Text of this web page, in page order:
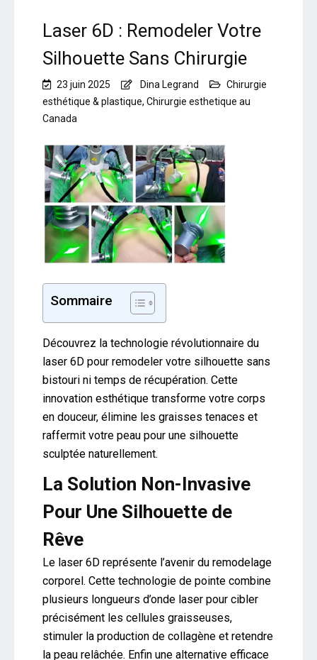
Laser 6D : Remodeler Votre
Silhouette Sans Chirurgie
23 juin 2025 Dina Legrand
Chirurgie
esthétique & plastique, Chirurgie esthetique au
Canada
Sommaire
Découvrez la technologie révolutionnaire du
laser 6D pour remodeler votre silhouette sans
bistouri ni temps de récupération. Cette
innovation esthétique transforme votre corps
en douceur, élimine les graisses tenaces et
raffermit votre peau pour une silhouette
sculptée naturellement.
La Solution Non-Invasive
Pour Une Silhouette de
Rêve
Le laser 6D représente l’avenir du remodelage
corporel. Cette technologie de pointe combine
plusieurs longueurs d’onde laser pour cibler
précisément les cellules graisseuses,
stimuler la production de collagène et retendre
la peau relâchée. Enfin une alternative efficace